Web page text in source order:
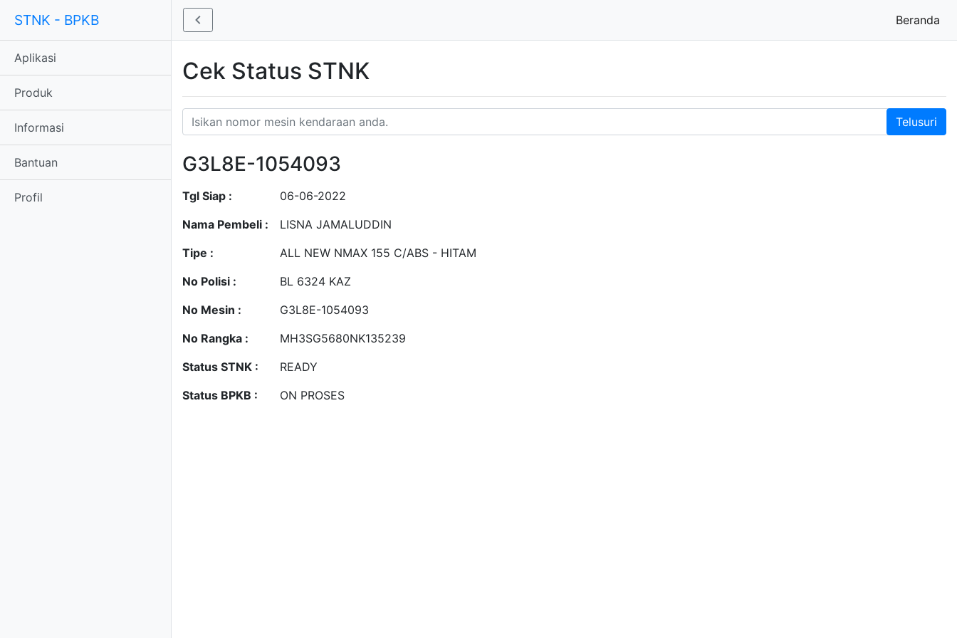
STNK - BPKB
Aplikasi
Produk
Informasi
Bantuan
Profil
Beranda
Cek Status STNK
G3L8E-1054093
Tgl Siap :
06-06-2022
Nama Pembeli :
LISNA JAMALUDDIN
Tipe :
ALL NEW NMAX 155 C/ABS - HITAM
No Polisi :
BL 6324 KAZ
No Mesin :
G3L8E-1054093
No Rangka :
MH3SG5680NK135239
Status STNK :
READY
Status BPKB :
ON PROSES